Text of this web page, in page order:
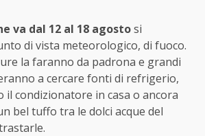
va dal 12 al 18 agostosi
di vista meteorologico, di fuoco.
la faranno da padrona e grandi
a cercare fonti di refrigerio,
il condizionatore in casa o ancora
bel tuffo tra le dolci acque del